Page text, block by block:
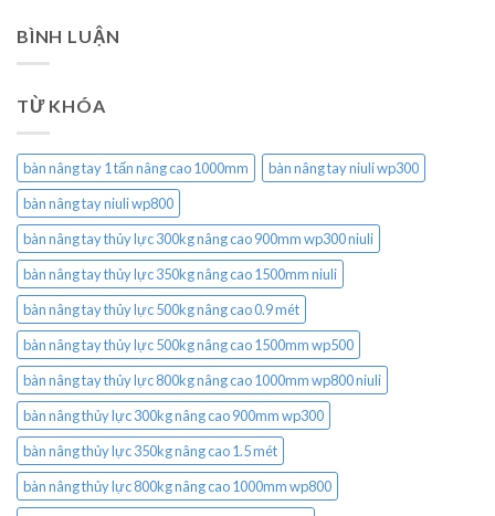
BÌNH LUẬN
TỪ KHÓA
bàn nâng tay 1 tấn nâng cao 1000mm
bàn nâng tay niuli wp300
bàn nâng tay niuli wp800
bàn nâng tay thủy lực 300kg nâng cao 900mm wp300 niuli
bàn nâng tay thủy lực 350kg nâng cao 1500mm niuli
bàn nâng tay thủy lực 500kg nâng cao 0.9 mét
bàn nâng tay thủy lực 500kg nâng cao 1500mm wp500
bàn nâng tay thủy lực 800kg nâng cao 1000mm wp800 niuli
bàn nâng thủy lực 300kg nâng cao 900mm wp300
bàn nâng thủy lực 350kg nâng cao 1.5 mét
bàn nâng thủy lực 800kg nâng cao 1000mm wp800